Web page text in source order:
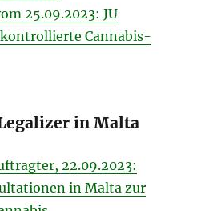
25.09.2023: JU
Cannabis-
in Malta
22.09.2023:
in Malta zur